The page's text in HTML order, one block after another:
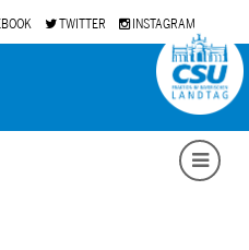
TWITTER INSTAGRAM